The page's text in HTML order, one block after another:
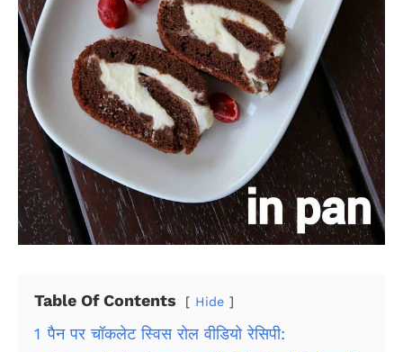
Table Of Contents Hide
1 पैन पर चॉकलेट स्विस रोल वीडियो रेसिपी: